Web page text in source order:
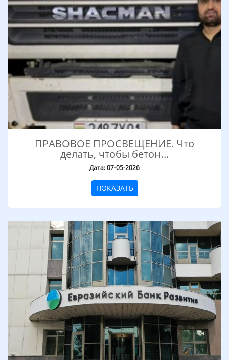
ПРАВОВОЕ ПРОСВЕЩЕНИЕ. Что
делать, чтобы бетон...
Дата: 07-05-2026
ПОКАЗАТЬ